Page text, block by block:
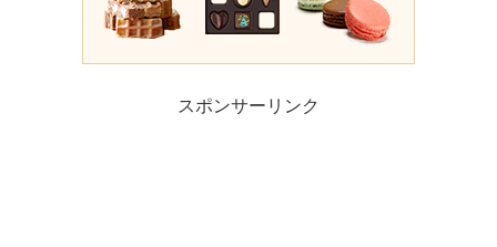
スポンサーリンク